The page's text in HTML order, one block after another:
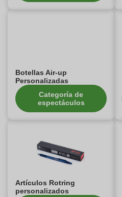
Botellas Air-up
Personalizadas
Categoría de
espectáculos
Artículos Rotring
personalizados